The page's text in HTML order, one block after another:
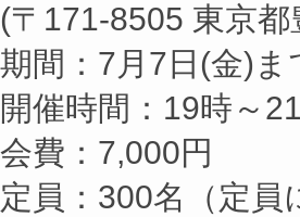
(〒171-8505 東京
期間：7月7日(金)ま
開催時間：19時～
会費：7,000円
定員：300名（定員